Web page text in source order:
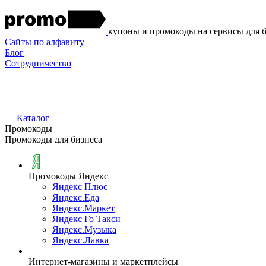
купоны и промокоды на сервисы для
Сайты по алфавиту
Блог
Сотрудничество
Каталог
Промокоды
Промокоды для бизнеса
Промокоды Яндекс
Яндекс Плюс
Яндекс.Еда
Яндекс.Маркет
Яндекс Го Такси
Яндекс.Музыка
Яндекс.Лавка
Интернет-магазины и маркетплейсы